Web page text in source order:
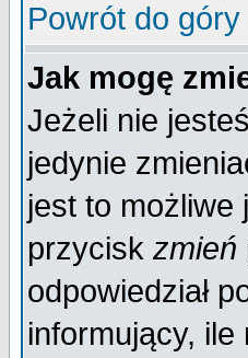
Powrót do góry
Jak mogę
Jeżeli nie
jedynie
jest to możliwe
przycisk zmień
odpowiedział
informujący,